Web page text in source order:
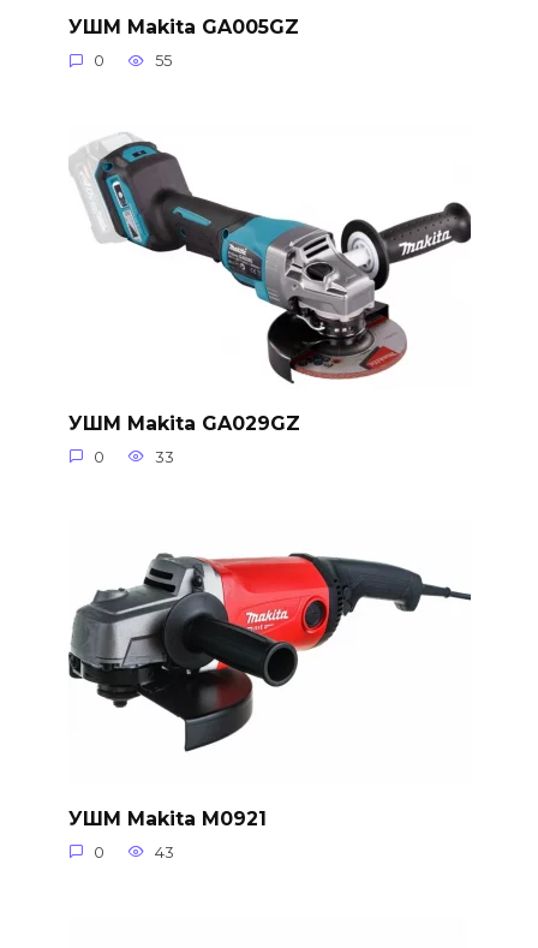
УШМ Makita GA005GZ
0 55
УШМ Makita GA029GZ
0 33
УШМ Makita M0921
0 43